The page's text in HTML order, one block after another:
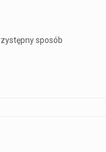
sposób